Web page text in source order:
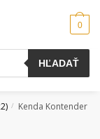
HĽADAŤ
0
/
Kenda Kontender